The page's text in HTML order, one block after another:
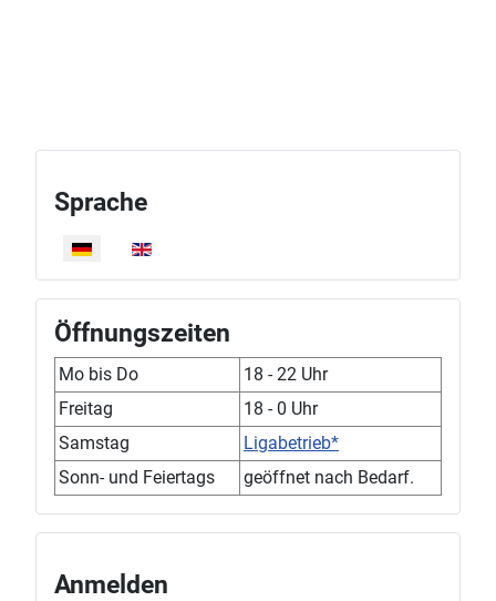
Sprache auswählen
Sprache
Öffnungszeiten
Mo bis Do
18 - 22 Uhr
Freitag
18 - 0 Uhr
Samstag
Ligabetrieb*
Sonn- und Feiertags
geöffnet nach Bedarf.
Anmelden